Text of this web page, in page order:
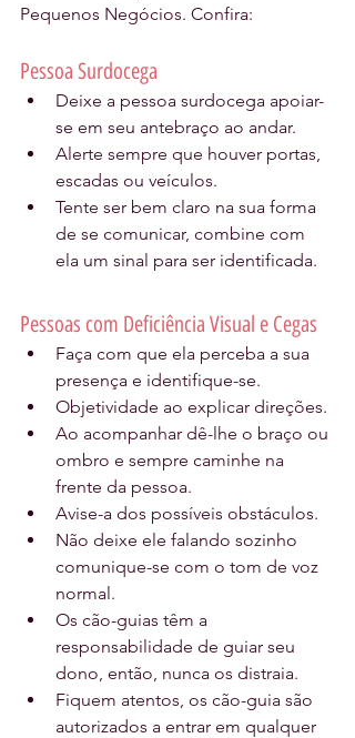
Pequenos Negócios. Confira:
Pessoa Surdocega
Deixe a pessoa surdocega apoiar-
se em seu antebraço ao andar.
Alerte sempre que houver portas,
escadas ou veículos.
Tente ser bem claro na sua forma
de se comunicar, combine com
ela um sinal para ser identificada.
Pessoas com Deficiência Visual e Cegas
Faça com que ela perceba a sua
presença e identifique-se.
Objetividade ao explicar direções.
Ao acompanhar dê-lhe o braço ou
ombro e sempre caminhe na
frente da pessoa.
Avise-a dos possíveis obstáculos.
Não deixe ele falando sozinho
comunique-se com o tom de voz
normal.
Os cão-guias têm a
responsabilidade de guiar seu
dono, então, nunca os distraia.
Fiquem atentos, os cão-guia são
autorizados a entrar em qualquer